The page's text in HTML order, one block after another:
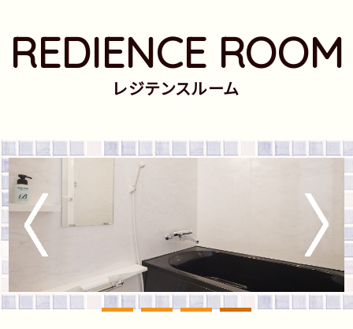
REDIENCE ROOM
レジテンスルーム